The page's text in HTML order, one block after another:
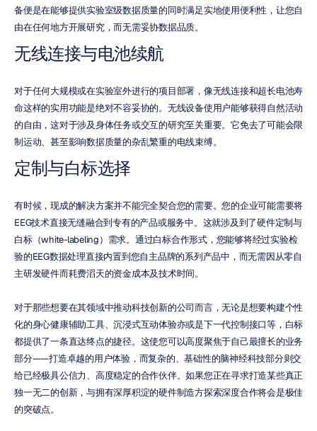
备便是在能够提供实验室级数据质量的同时满足实地使用便利性，让您自
由在任何地方开展研究，而无需妥协数据品质。
无线连接与电池续航
对于任何大规模或在实验室外进行的项目部署，像无线连接和超长电池寿
命这样的实用功能是绝对不容妥协的。无线设备使用户能够获得自然活动
的自由，这对于涉及身体任务或交互的研究至关重要。它免去了可能会限
制运动、甚至影响数据质量的杂乱繁重的电线束缚。
定制与白标选择
有时候，现成的解决方案并不能完全契合您的需要。您的企业可能需要将
EEG技术直接无缝融合到专有的产品或服务中。这就涉及到了硬件定制与
白标（white-labeling）需求。通过白标合作形式，您能够将经过实验检
验的EEG数据处理直接内置到您自主品牌的系列产品中，而无需因从零自
主研发硬件而耗费滔天的资金成本及技术时间。
对于那些想要在其领域中推动科技创新的公司而言，无论是想要构建个性
化的身心健康辅助工具、沉浸式互动体验亦或是下一代控制接口等，白标
都提供了一条直达终点的捷径。这使您可以高度聚焦于自己最擅长的业务
部分——打造卓越的用户体验，而复杂的、基础性的脑神经科技部分则交
给已经极具公信力、高度稳定的合作伙伴。如果您正在寻求打造某些真正
独一无二的创新，与拥有深厚积淀的硬件制造方探索深度合作将会是极佳
的突破点。